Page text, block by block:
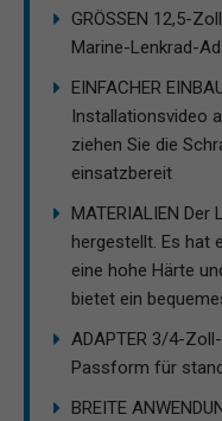
GRÖSSEN 12,5-
Marine-Lenkrad-
EINFACHER
Installationsvideo
ziehen Sie die
einsatzbereit
MATERIALIEN
hergestellt. Es hat
eine hohe Härte
bietet ein
ADAPTER 3/4-
Passform für
BREITE